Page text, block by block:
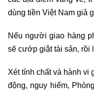
dùng tiền Việt Nam giả
Nếu người giao hàng
sẽ cướp giật tài sản, rồi
Xét tính chất và hành vi
động, nguy hiểm,